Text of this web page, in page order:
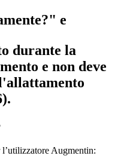
e
durante la
e non deve
Augmentin: